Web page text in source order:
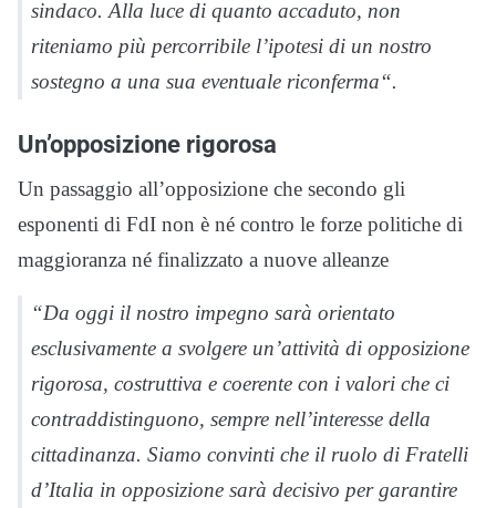
sindaco. Alla luce di quanto accaduto, non
riteniamo più percorribile l’ipotesi di un nostro
sostegno a una sua eventuale riconferma“.
Un’opposizione rigorosa
Un passaggio all’opposizione che secondo gli
esponenti di FdI non è né contro le forze politiche di
maggioranza né finalizzato a nuove alleanze
“Da oggi il nostro impegno sarà orientato
esclusivamente a svolgere un’attività di opposizione
rigorosa, costruttiva e coerente con i valori che ci
contraddistinguono, sempre nell’interesse della
cittadinanza. Siamo convinti che il ruolo di Fratelli
d’Italia in opposizione sarà decisivo per garantire